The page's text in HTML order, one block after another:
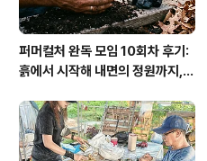
퍼머컬처 완독 모임 10회차 후기:
흙에서 시작해 내면의 정원까지, 1